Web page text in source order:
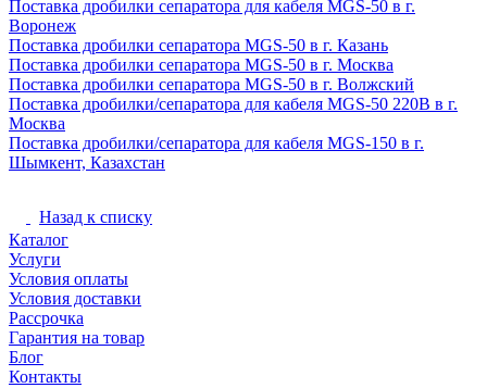
Поставка дробилки сепаратора для кабеля MGS-50 в г.
Воронеж
Поставка дробилки сепаратора MGS-50 в г. Казань
Поставка дробилки сепаратора MGS-50 в г. Москва
Поставка дробилки сепаратора MGS-50 в г. Волжский
Поставка дробилки/сепаратора для кабеля MGS-50 220B в г.
Москва
Поставка дробилки/сепаратора для кабеля MGS-150 в г.
Шымкент, Казахстан
Назад к списку
Каталог
Услуги
Условия оплаты
Условия доставки
Рассрочка
Гарантия на товар
Блог
Контакты